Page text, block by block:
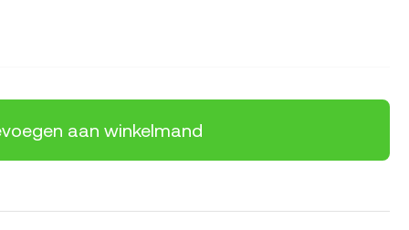
aan winkelmand